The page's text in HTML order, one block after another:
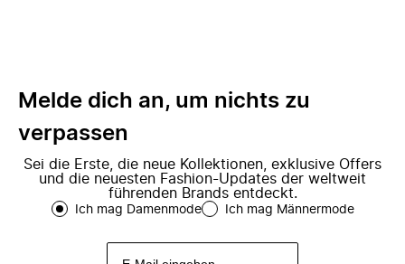
Melde dich an, um nichts zu
verpassen
Sei die Erste, die neue Kollektionen, exklusive Offers
und die neuesten Fashion-Updates der weltweit
führenden Brands entdeckt.
Ich mag Damenmode Ich mag Männermode